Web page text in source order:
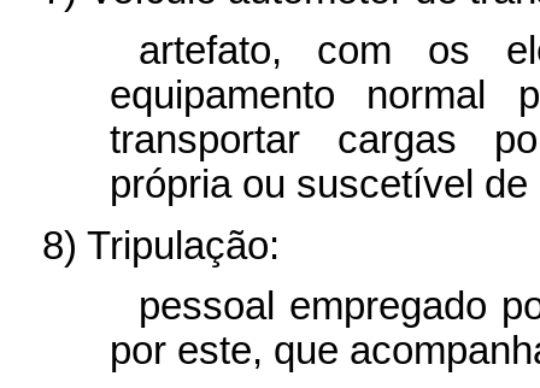
artefato, com os
equipamento normal
transportar cargas
própria ou suscetível
8) Tripulação:
pessoal empregado
por este, que